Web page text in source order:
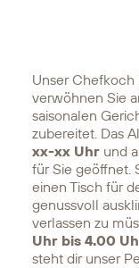
Unser Chefkoch
verwöhnen Sie
saisonalen
zubereitet. Das
xx-xx Uhr und
für Sie geöffnet.
einen Tisch für
genussvoll
verlassen zu
Uhr bis 4.00
steht dir unser